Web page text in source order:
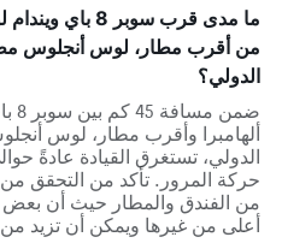
ما مدى قرب سوبر
من أقرب مطار، لوس أنجلوس
الدولي؟
ألهامبرا وأقرب مطار، لوس
حركة المرور. تأكد من التحقق
من الفندق والمطار حيث أن
أعلى من غيرها ويمكن أن تزيد